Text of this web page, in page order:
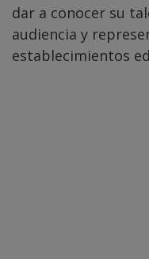
dar a conocer su
audiencia y
establecimientos